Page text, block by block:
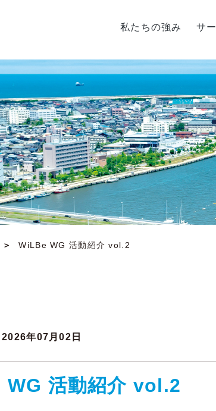
私たちの強み サ
WiLBe WG 活動紹介 vol.2
2026年07月02日
活動紹介 vol.2